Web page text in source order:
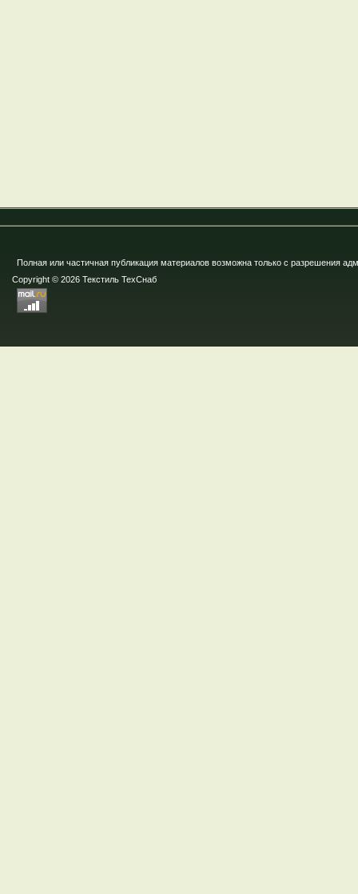
Полная или частичная публикация материалов возможна только с разрешения
Copyright © 2026 Текстиль ТехСнаб